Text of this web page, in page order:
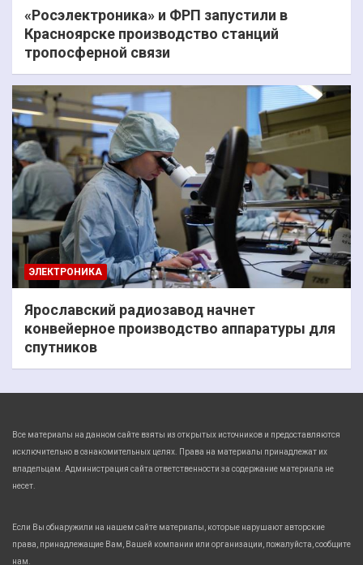
«Росэлектроника» и ФРП запустили в
Красноярске производство станций
тропосферной связи
ЭЛЕКТРОНИКА
Ярославский радиозавод начнет
конвейерное производство аппаратуры для
спутников
Все материалы на данном сайте взяты из открытых источников и предоставляются
исключительно в ознакомительных целях. Права на материалы принадлежат их
владельцам. Администрация сайта ответственности за содержание материала не
несет.
Если Вы обнаружили на нашем сайте материалы, которые нарушают авторские
права, принадлежащие Вам, Вашей компании или организации, пожалуйста, сообщите
нам.